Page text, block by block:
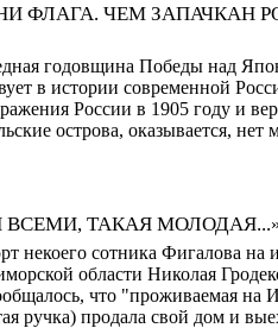
ФЛАГА. ЧЕМ ЗАПАЧКАН
годовщина Победы над
в истории современной
России в 1905 году и
острова, оказывается, нет
ТАКАЯ
некоего сотника Фигалова на
области Николая
что "проживаемая на
ручка) продала свой дом и